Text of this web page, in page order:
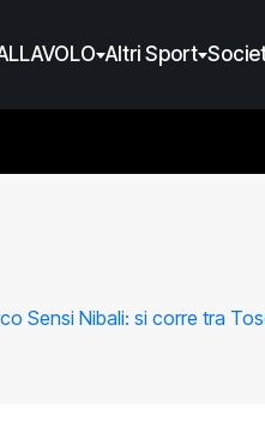
Altri Sport
Sensi Nibali: si corre tra